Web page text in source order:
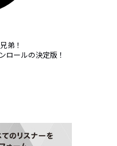
弟！
ロールの決定版！